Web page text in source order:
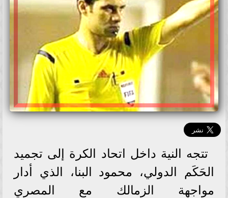
تتجه النية داخل اتحاد الكرة إلى تجميد
الحَكَم الدولي، محمود البنا، الذي أدار
مواجهة الزمالك مع المصري